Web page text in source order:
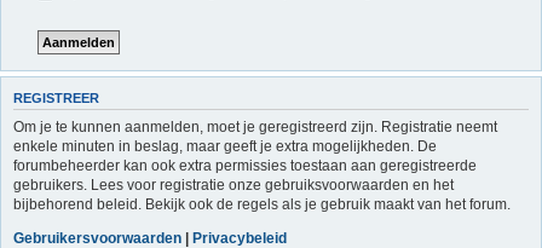
REGISTREER
Om je te kunnen aanmelden, moet je geregistreerd zijn. Registratie neemt
enkele minuten in beslag, maar geeft je extra mogelijkheden. De
forumbeheerder kan ook extra permissies toestaan aan geregistreerde
gebruikers. Lees voor registratie onze gebruiksvoorwaarden en het
bijbehorend beleid. Bekijk ook de regels als je gebruik maakt van het forum.
Gebruikersvoorwaarden | Privacybeleid